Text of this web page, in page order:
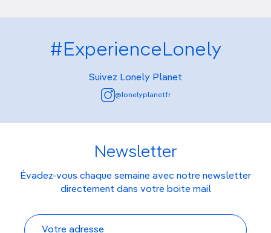
#ExperienceLonely
Suivez Lonely Planet
@lonelyplanetfr
Newsletter
Évadez-vous chaque semaine avec notre newsletter
directement dans votre boite mail